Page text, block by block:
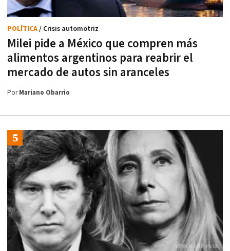
Milei pide a México que compren más
alimentos argentinos para reabrir el
mercado de autos sin aranceles
POLÍTICA/ Crisis automotriz
PorMariano Obarrio